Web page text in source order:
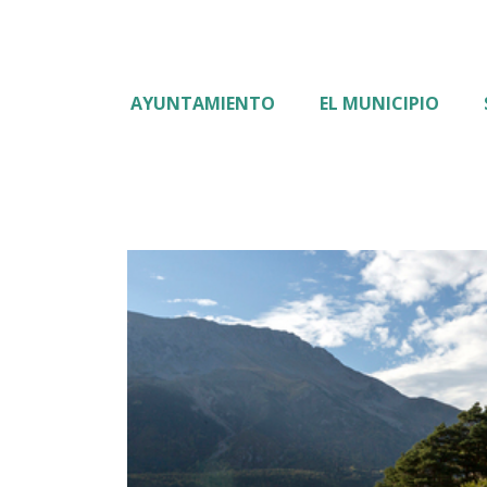
AYUNTAMIENTO EL MUNICIPIO